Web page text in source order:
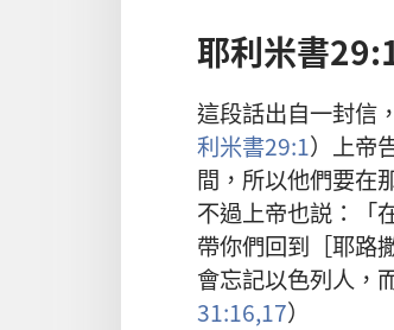
耶利米書
這段話出自一封信
利米書29:1）上帝
間，所以他們要在
不過上帝也説：「
帶你們回到［耶路
會忘記以色列人，
31:16,17）